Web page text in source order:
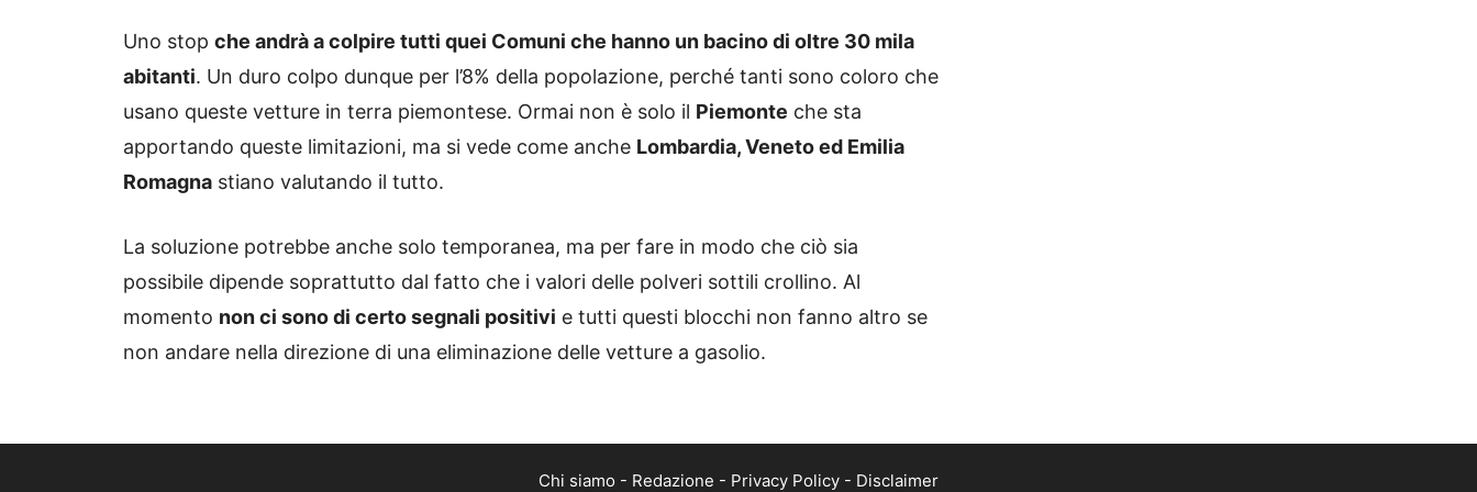
Uno stop che andrà a colpire tutti quei Comuni che hanno un bacino di oltre 30 mila
abitanti. Un duro colpo dunque per l’8% della popolazione, perché tanti sono coloro che
usano queste vetture in terra piemontese. Ormai non è solo il Piemonte che sta
apportando queste limitazioni, ma si vede come anche Lombardia, Veneto ed Emilia
Romagna stiano valutando il tutto.
La soluzione potrebbe anche solo temporanea, ma per fare in modo che ciò sia
possibile dipende soprattutto dal fatto che i valori delle polveri sottili crollino. Al
momento non ci sono di certo segnali positivi e tutti questi blocchi non fanno altro se
non andare nella direzione di una eliminazione delle vetture a gasolio.
Chi siamo - Redazione - Privacy Policy - Disclaimer